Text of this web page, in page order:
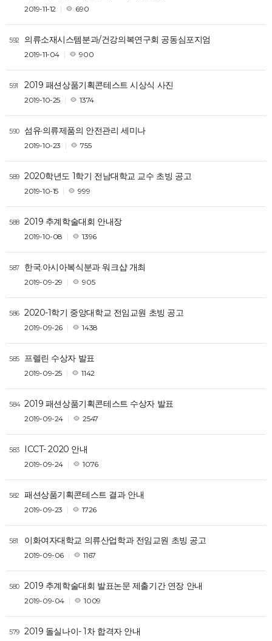
2019-11-12 690
592 의류소재시스템분과/건강의복연구회 공동심포지엄
2019-11-04 900
591 2019 패션상품기획콘테스트 시상식 사진
2019-10-25 1374
590 섬유·의류제품의 안전관리 세미나
2019-10-23 755
589 2020학년도 1학기 전남대학교 교수 초빙 공고
2019-10-15 999
588 2019 추계학술대회 안내장
2019-10-08 1396
587 한국.아시아복식분과 워크샵 개최
2019-09-29 905
586 2020-1학기 중앙대학교 전임교원 초빙 공고
2019-09-26 1438
585 프렐린 수상자 발표
2019-09-25 1142
584 2019 패션상품기획콘테스트 수상자 발표
2019-09-24 2547
583 ICCT- 2020 안내
2019-09-24 1076
582 패션상품기획콘테스트 결과 안내
2019-09-23 1726
581 이화여자대학교 의류산업학과 전임교원 초빙 공고
2019-09-06 1167
580 2019 추계학술대회 발표논문 제출기간 연장 안내
2019-09-04 1009
579 2019 돌실나이- 1차 합격자 안내